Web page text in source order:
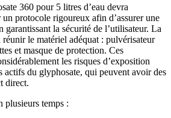
360 pour 5 litres d’eau devra
protocole rigoureux afin d’assurer une
la sécurité de l’utilisateur. La
réunir le matériel adéquat : pulvérisateur
et masque de protection. Ces
les risques d’exposition
actifs du glyphosate, qui peuvent avoir des
direct.
plusieurs temps :